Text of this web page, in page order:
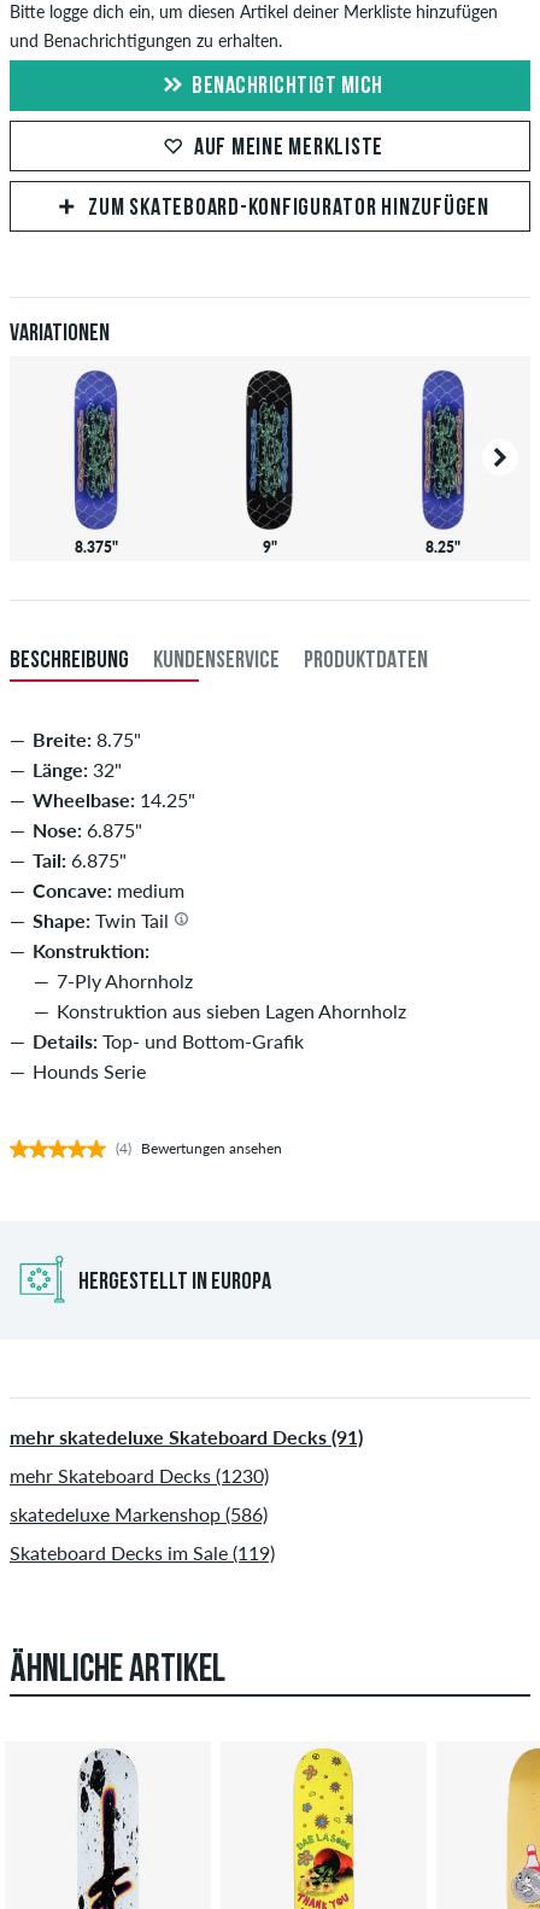
Bitte logge dich ein, um diesen Artikel deiner Merkliste hinzufügen
und Benachrichtigungen zu erhalten.
BENACHRICHTIGT MICH
AUF MEINE MERKLISTE
ZUM SKATEBOARD-KONFIGURATOR HINZUFÜGEN
Variationen
8.375" 9" 8.25"
BESCHREIBUNG KUNDENSERVICE PRODUKTDATEN
Breite: 8.75"
Länge: 32"
Wheelbase: 14.25"
Nose: 6.875"
Tail: 6.875"
Concave: medium
Shape: Twin Tail
Konstruktion:
7-Ply Ahornholz
Konstruktion aus sieben Lagen Ahornholz
Details: Top- und Bottom-Grafik
Hounds Serie
(4) Bewertungen ansehen
HERGESTELLT IN EUROPA
mehr skatedeluxe Skateboard Decks (91)
mehr Skateboard Decks (1230)
skatedeluxe Markenshop (586)
Skateboard Decks im Sale (119)
ÄHNLICHE ARTIKEL